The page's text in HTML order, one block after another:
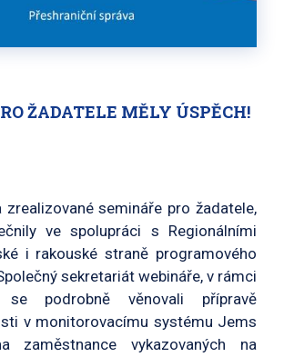
ŽADATELE MĚLY ÚSPĚCH!
semináře pro žadatele,
ve spolupráci s Regionálními
i rakouské straně programového
sekretariát webináře, v rámci
podrobně věnovali přípravě
v monitorovacímu systému Jems
zaměstnance vykazovaných na